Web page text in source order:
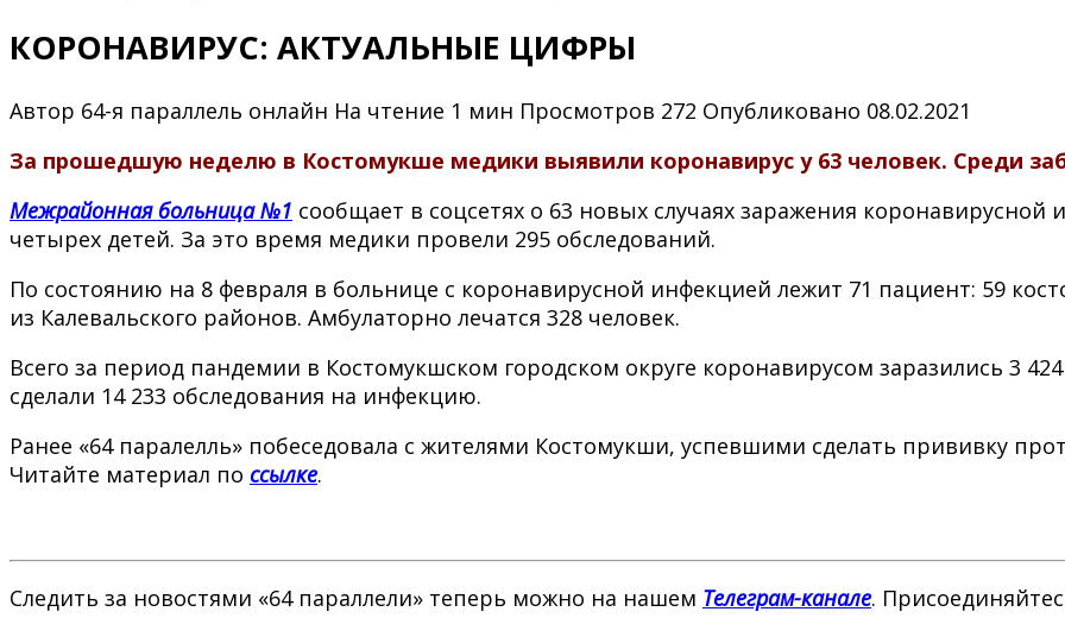
КОРОНАВИРУС: АКТУАЛЬНЫЕ ЦИФРЫ
Автор 64-я параллель онлайн На чтение 1 мин Просмотров 272 Опубликовано 08.02.2021
За прошедшую неделю в Костомукше медики выявили коронавирус у 63 человек. Среди
Межрайонная больница №1 сообщает в соцсетях о 63 новых случаях заражения коронавирусной
четырех детей. За это время медики провели 295 обследований.
По состоянию на 8 февраля в больнице с коронавирусной инфекцией лежит 71 пациент: 59
из Калевальского районов. Амбулаторно лечатся 328 человек.
Всего за период пандемии в Костомукшском городском округе коронавирусом заразились 3
сделали 14 233 обследования на инфекцию.
Ранее «64 паралелль» побеседовала с жителями Костомукши, успевшими сделать прививку
Читайте материал по ссылке.
Следить за новостями «64 параллели» теперь можно на нашем Телеграм-канале.